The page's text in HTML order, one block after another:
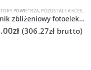
POWIETRZA, POZOSTAŁE AKCESORIA
Czujnik zbliżeniowy fotoelektryczny do Quick 445EF
zł (306.27zł brutto)